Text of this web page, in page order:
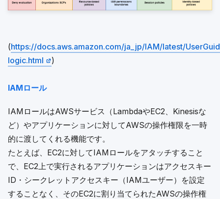
(https://docs.aws.amazon.com/ja_jp/IAM/latest/
logic.html
)
IAMロール
IAMロールはAWSサービス（LambdaやEC2、Kinesisな
ど）やアプリケーションに対してAWSの操作権限を一時
的に渡してくれる機能です。
たとえば、EC2に対してIAMロールをアタッチすること
で、EC2上で実行されるアプリケーションはアクセスキー
ID・シークレットアクセスキー（IAMユーザー）を設定
することなく、そのEC2に割り当てられたAWSの操作権